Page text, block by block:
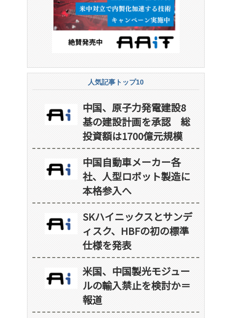
人気記事トップ10
中国、原子力発電建設8
基の建設計画を承認 総
投資額は1700億元規模
中国自動車メーカー各
社、人型ロボット製造に
本格参入へ
SKハイニックスとサンデ
ィスク、HBFの初の標準
仕様を発表
米国、中国製光モジュー
ルの輸入禁止を検討か＝
報道